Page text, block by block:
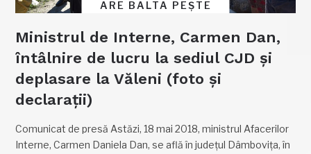
ARE BALTA PEȘTE
Ministrul de Interne, Carmen Dan,
întâlnire de lucru la sediul CJD și
deplasare la Văleni (foto și
declarații)
Comunicat de presă Astăzi, 18 mai 2018, ministrul Afacerilor
Interne, Carmen Daniela Dan, se află în județul Dâmbovița, în